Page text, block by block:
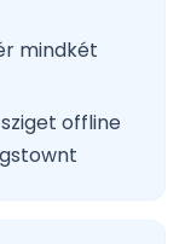
mindkét
offline